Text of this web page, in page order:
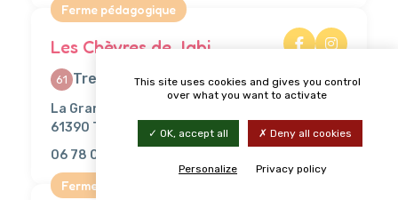
Ferme pédagogique
Les Chèvres de Jabi
61 Tremont
La Grande Haye
61390 Tremont
06 78 05 21 32
Ferme pédagogique
This site uses cookies and gives you control
over what you want to activate
OK, accept all Deny all cookies
Personalize Privacy policy